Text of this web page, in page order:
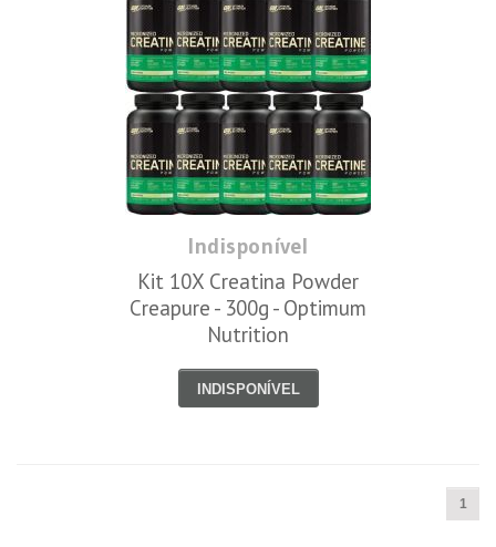
Indisponível
Kit 10X Creatina Powder
Creapure - 300g - Optimum
Nutrition
INDISPONÍVEL
1